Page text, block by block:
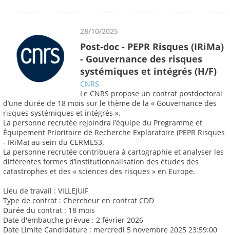
28/10/2025
Post-doc - PEPR Risques (IRiMa)
- Gouvernance des risques
systémiques et intégrés (H/F)
CNRS
Le CNRS propose un contrat postdoctoral
d’une durée de 18 mois sur le thème de la « Gouvernance des
risques systémiques et intégrés ».
La personne recrutée rejoindra l’équipe du Programme et
Équipement Prioritaire de Recherche Exploratoire (PEPR Risques
- IRiMa) au sein du CERMES3.
La personne recrutée contribuera à cartographie et analyser les
différentes formes d’institutionnalisation des études des
catastrophes et des « sciences des risques » en Europe.
Lieu de travail : VILLEJUIF
Type de contrat : Chercheur en contrat CDD
Durée du contrat : 18 mois
Date d'embauche prévue : 2 février 2026
Date Limite Candidature : mercredi 5 novembre 2025 23:59:00